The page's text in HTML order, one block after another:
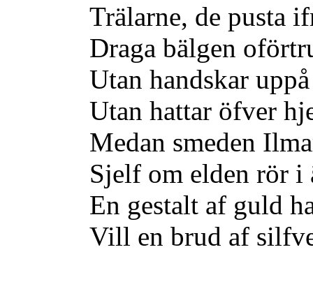
Trälarne, de pusta
Draga bälgen
Utan handskar
Utan hattar öfver
Medan smeden
Sjelf om elden rör i
En gestalt af guld
Vill en brud af